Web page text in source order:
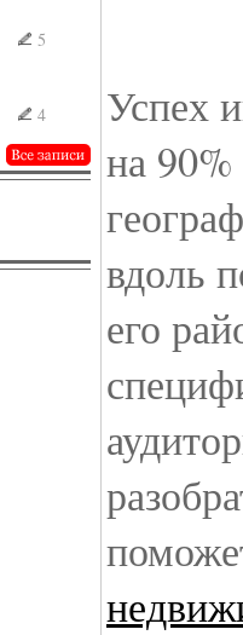
5
4
Успех
на 90%
вдоль
его